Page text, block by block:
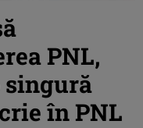
PNL,
singură
în PNL